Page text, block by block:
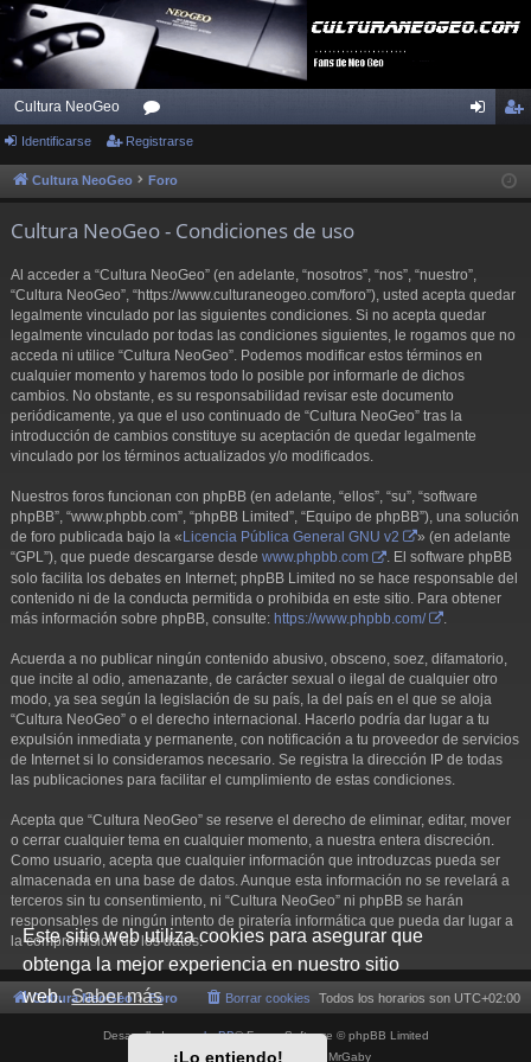
Este sitio web utiliza cookies para asegurar que
obtenga la mejor experiencia en nuestro sitio
web.Saber más
¡Lo entiendo!
Cultura NeoGeo
or
os
se
ist
Identificarse Registrarse
Cultura NeoGeo Foro
Cultura NeoGeo - Condiciones de uso
Al acceder a “Cultura NeoGeo” (en adelante, “nosotros”, “nos”, “nuestro”,
“Cultura NeoGeo”, “https://www.culturaneogeo.com/foro”), usted acepta quedar
legalmente vinculado por las siguientes condiciones. Si no acepta quedar
legalmente vinculado por todas las condiciones siguientes, le rogamos que no
acceda ni utilice “Cultura NeoGeo”. Podemos modificar estos términos en
cualquier momento y haremos todo lo posible por informarle de dichos
cambios. No obstante, es su responsabilidad revisar este documento
periódicamente, ya que el uso continuado de “Cultura NeoGeo” tras la
introducción de cambios constituye su aceptación de quedar legalmente
vinculado por los términos actualizados y/o modificados.
Nuestros foros funcionan con phpBB (en adelante, “ellos”, “su”, “software
phpBB”, “www.phpbb.com”, “phpBB Limited”, “Equipo de phpBB”), una solución
de foro publicada bajo la « Licencia Pública General GNU v2
» (en adelante
“GPL”), que puede descargarse desde www.phpbb.com
. El software phpBB
solo facilita los debates en Internet; phpBB Limited no se hace responsable del
contenido ni de la conducta permitida o prohibida en este sitio. Para obtener
más información sobre phpBB, consulte: https://www.phpbb.com/ .
Acuerda a no publicar ningún contenido abusivo, obsceno, soez, difamatorio,
que incite al odio, amenazante, de carácter sexual o ilegal de cualquier otro
modo, ya sea según la legislación de su país, la del país en el que se aloja
“Cultura NeoGeo” o el derecho internacional. Hacerlo podría dar lugar a tu
expulsión inmediata y permanente, con notificación a tu proveedor de servicios
de Internet si lo consideramos necesario. Se registra la dirección IP de todas
las publicaciones para facilitar el cumplimiento de estas condiciones.
Acepta que “Cultura NeoGeo” se reserve el derecho de eliminar, editar, mover
o cerrar cualquier tema en cualquier momento, a nuestra entera discreción.
Como usuario, acepta que cualquier información que introduzcas pueda ser
almacenada en una base de datos. Aunque esta información no se revelará a
terceros sin tu consentimiento, ni “Cultura NeoGeo” ni phpBB se harán
responsables de ningún intento de piratería informática que pueda dar lugar a
la compromisión de los datos.
Cultura NeoGeo Foro Todos los horarios son UTC+02:00
Borrar cookies
Desarrollado porphpBB® Forum Software © phpBB Limited
Style porArty- phpBB 3.3 por MrGaby